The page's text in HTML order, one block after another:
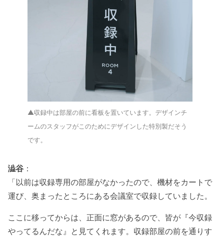
▲収録中は部屋の前に看板を置いています。デザインチ
ームのスタッフがこのためにデザインした特別製だそう
です。
澁谷 ：
「以前は収録専用の部屋がなかったので、機材をカートで
運び、奥まったところにある会議室で収録していました。
ここに移ってからは、正面に窓があるので、皆が『今収録
やってるんだな』と見てくれます。収録部屋の前を通りす